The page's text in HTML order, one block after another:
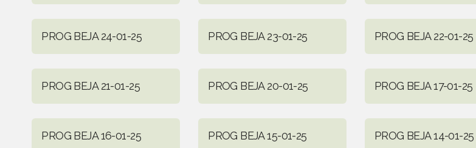
PROG BEJA 24-01-25 PROG BEJA 23-01-25 PROG BEJA 22-01-25
PROG BEJA 21-01-25 PROG BEJA 20-01-25 PROG BEJA 17-01-25
PROG BEJA 16-01-25 PROG BEJA 15-01-25 PROG BEJA 14-01-25